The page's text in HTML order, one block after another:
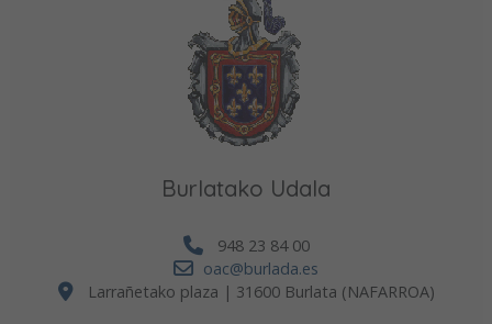
Burlatako Udala
948 23 84 00
oac@burlada.es
Larrañetako plaza | 31600 Burlata (NAFARROA)